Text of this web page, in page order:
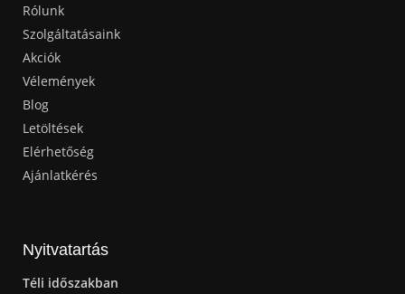
Rólunk
Szolgáltatásaink
Akciók
Vélemények
Blog
Letöltések
Elérhetőség
Ajánlatkérés
Nyitvatartás
Téli időszakban